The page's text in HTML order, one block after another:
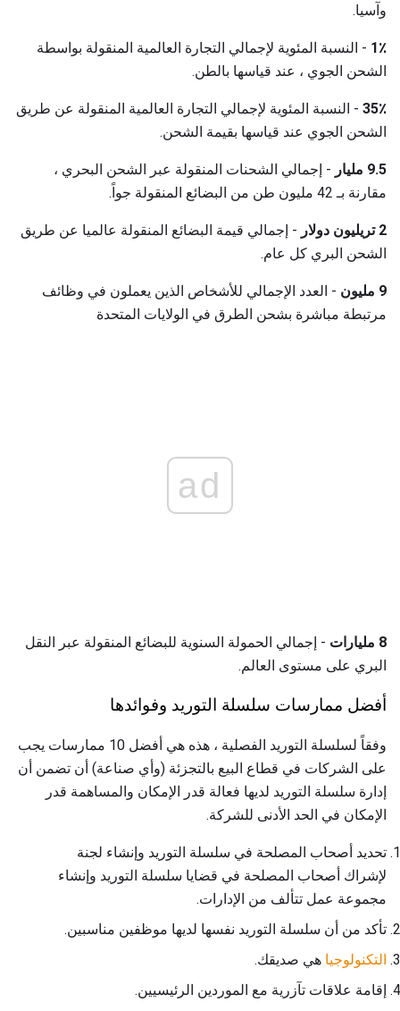
وآسيا.
1٪ - النسبة المئوية لإجمالي التجارة العالمية المنقولة بواسطة
الشحن الجوي ، عند قياسها بالطن.
35٪ - النسبة المئوية لإجمالي التجارة العالمية المنقولة عن طريق
الشحن الجوي عند قياسها بقيمة الشحن.
9.5 مليار
- إجمالي الشحنات المنقولة عبر الشحن البحري ،
مقارنة بـ 42 مليون طن من البضائع المنقولة جواً.
2 تريليون دولار
- إجمالي قيمة البضائع المنقولة عالميا عن طريق
الشحن البري كل عام.
9 مليون
- العدد الإجمالي للأشخاص الذين يعملون في وظائف
مرتبطة مباشرة بشحن الطرق في الولايات المتحدة
ad
8 مليارات
- إجمالي الحمولة السنوية للبضائع المنقولة عبر النقل
البري على مستوى العالم.
أفضل ممارسات سلسلة التوريد وفوائدها
وفقاً لسلسلة التوريد الفصلية ، هذه هي أفضل 10 ممارسات يجب
على الشركات في قطاع البيع بالتجزئة (وأي صناعة) أن تضمن أن
إدارة سلسلة التوريد لديها فعالة قدر الإمكان والمساهمة قدر
الإمكان في الحد الأدنى للشركة.
تحديد أصحاب المصلحة في سلسلة التوريد وإنشاء لجنة
لإشراك أصحاب المصلحة في قضايا سلسلة التوريد وإنشاء
مجموعة عمل تتألف من الإدارات.
تأكد من أن سلسلة التوريد نفسها لديها موظفين مناسبين.
التكنولوجيا هي صديقك.
إقامة علاقات تآزرية مع الموردين الرئيسيين.